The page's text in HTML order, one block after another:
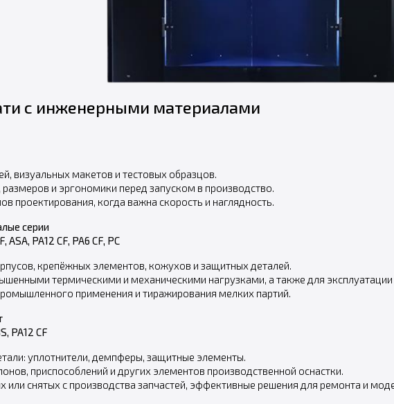
с инженерными материалами
визуальных макетов и тестовых образцов.
и эргономики перед запуском в производство.
проектирования, когда важна скорость и наглядность.
серии
ASA, PA12 CF, PA6 CF, PC
крепёжных элементов, кожухов и защитных деталей.
термическими и механическими нагрузками, а также для эксплуатации
применения и тиражирования мелких партий.
PA12 CF
уплотнители, демпферы, защитные элементы.
приспособлений и других элементов производственной оснастки.
или снятых с производства запчастей, эффективные решения для ремонта и